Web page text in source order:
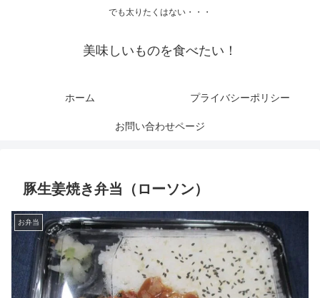
でも太りたくはない・・・
美味しいものを食べたい！
ホーム プライバシーポリシー
お問い合わせページ
豚生姜焼き弁当（ローソン）
お弁当